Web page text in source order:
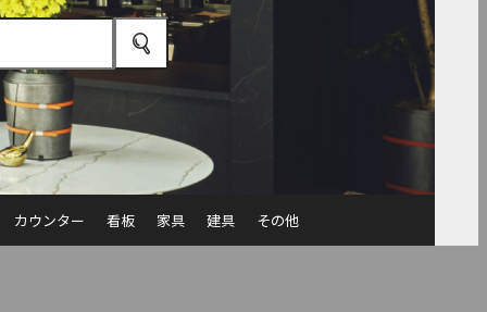
カウンター 看板 家具 建具 その他